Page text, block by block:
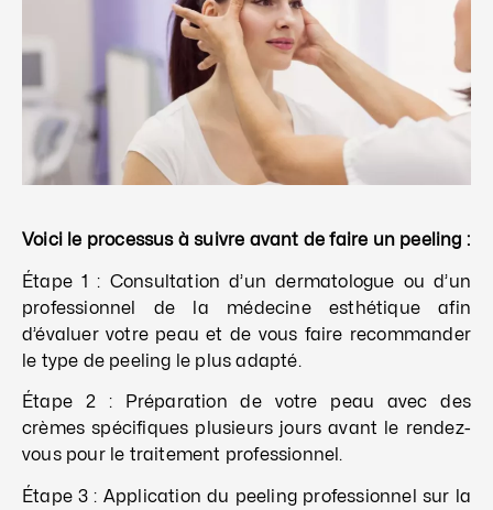
Voici le processus à suivre avant de faire un peeling :
Étape 1 : Consultation d’undermatologue ou d’un
professionnel de la médecine esthétique afin
d’évaluer votre peau et de vous faire recommander
le type de peeling le plus adapté.
Étape 2 : Préparation de votre peau avec des
crèmes spécifiques plusieurs jours avant le rendez-
vous pour le traitement professionnel.
Étape 3 : Application du peeling professionnel sur la